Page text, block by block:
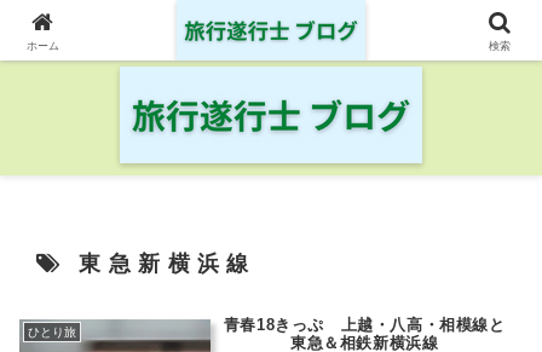
日本の鉄道・空港を制覇した旅行遂行士の旅の記録
東急新横浜線
ひとり旅
青春18きっぷ 上越・八高・相模線と
東急＆相鉄新横浜線
ホーム 検索